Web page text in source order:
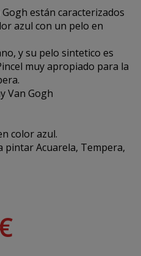
Gogh están caracterizados
azul con un pelo en
y su pelo sintetico es
muy apropiado para la
Van Gogh
color azul.
pintar Acuarela, Tempera,